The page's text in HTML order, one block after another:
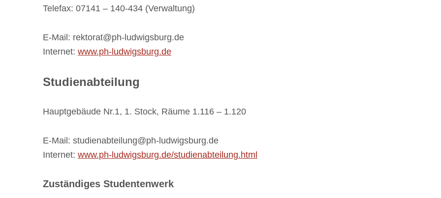
Telefax: 07141 – 140-434 (Verwaltung)
E-Mail: rektorat@ph-ludwigsburg.de
Internet: www.ph-ludwigsburg.de
Studienabteilung
Hauptgebäude Nr.1, 1. Stock, Räume 1.116 – 1.120
E-Mail: studienabteilung@ph-ludwigsburg.de
Internet: www.ph-ludwigsburg.de/studienabteilung.html
Zuständiges Studentenwerk